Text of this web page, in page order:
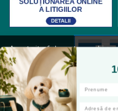
Acest site foloseste cookies
functionalitatea dorita.
de acord cu
Politica de
cu scopul de a va oferi o
Accepta